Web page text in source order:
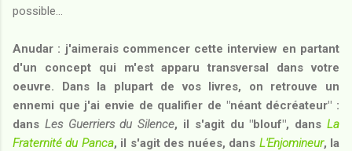
possible...
Anudar : j'aimerais commencer cette interview en partant
d'un concept qui m'est apparu transversal dans votre
oeuvre. Dans la plupart de vos livres, on retrouve un
ennemi que j'ai envie de qualifier de "néant décréateur" :
dans Les Guerriers du Silence, il s'agit du "blouf", dansLa
Fraternité du Panca, il s'agit des nuées, dans L'Enjomineur, la